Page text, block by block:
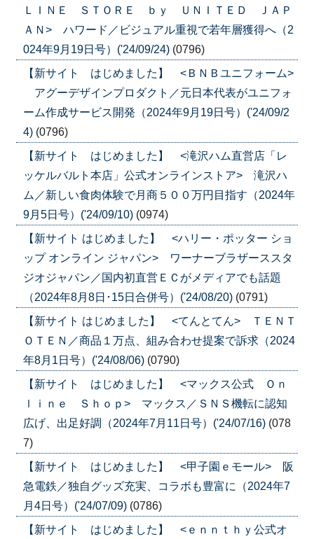
ＬＩＮＥ ＳＴＯＲＥ ｂｙ ＵＮＩＴＥＤ ＪＡＰ
ＡＮ> ハワード／ビジュアル重視で若年層獲得へ（2
024年9月19日号）('24/09/24) (0796)
【新サイト はじめました】 <ＢＮＢユニフォーム>
アグーデザインプロダクト／元日本代表がユニフォ
ーム作成サービス開発（2024年9月19日号）('24/09/2
4) (0796)
【新サイト はじめました】 <滝沢ハム直営店「レ
ッケルバルト本店」公式オンラインストア> 滝沢ハ
ム／新しい食肉体験で月商５００万円目指す（2024年
9月5日号）('24/09/10) (0974)
【新サイト はじめました】 <ハリー・ポッター ショ
ップ オンライン ジャパン> ワーナーブラザーススタ
ジオジャパン／国内初直営ＥＣがメディアでも話題
（2024年8月8日･15日合併号）('24/08/20) (0791)
【新サイト はじめました】 <てんとてん> ＴＥＮＴ
ＯＴＥＮ／商品１万点、組み合わせ提案で訴求（2024
年8月1日号）('24/08/06) (0790)
【新サイト はじめました】 <マックス公式 Ｏｎ
ｌｉｎｅ Ｓｈｏｐ> マックス／ＳＮＳ機転に認知
広げ、出足好調（2024年7月11日号）('24/07/16) (078
7)
【新サイト はじめました】 <甲子園ｅモール> 阪
急電鉄／独自グッズ充実、コラボも豊富に（2024年7
月4日号）('24/07/09) (0786)
【新サイト はじめました】 <ｅｎｎｔｈｙ公式オ